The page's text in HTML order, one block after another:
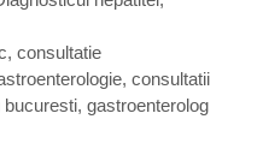
, consultatie
, consultatii
bucuresti, gastroenterolog